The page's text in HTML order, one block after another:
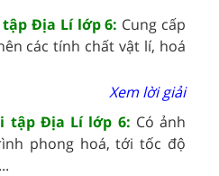
tập Địa Lí lớp 6: Cung cấp
các tính chất vật lí, hoá
Xem lời giải
tập Địa Lí lớp 6: Có ảnh
phong hoá, tới tốc độ